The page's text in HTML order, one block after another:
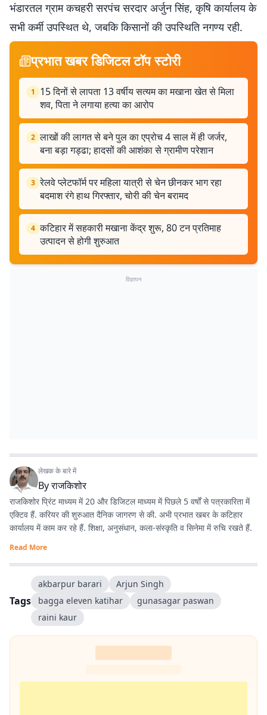
भंडारतल ग्राम कचहरी सरपंच सरदार अर्जुन सिंह, कृषि कार्यालय के
सभी कर्मी उपस्थित थे, जबकि किसानों की उपस्थिति नगण्य रही.
प्रभात खबर डिजिटल टॉप स्टोरी
1
15 दिनों से लापता 13 वर्षीय सत्यम का मखाना खेत से मिला
शव, पिता ने लगाया हत्या का आरोप
2 लाखों की लागत से बने पुल का एप्रोच 4 साल में ही जर्जर,
बना बड़ा गड्ढा; हादसों की आशंका से ग्रामीण परेशान
3 रेलवे प्लेटफॉर्म पर महिला यात्री से चेन छीनकर भाग रहा
बदमाश रंगे हाथ गिरफ्तार, चोरी की चेन बरामद
4 कटिहार में सहकारी मखाना केंद्र शुरू, 80 टन प्रतिमाह
उत्पादन से होगी शुरुआत
विज्ञापन
लेखक के बारे में
Byराजकिशोर
राजकिशोर प्रिंट माध्यम में 20 और डिजिटल माध्यम में पिछले 5 वर्षों से पत्रकारिता में
एक्टिव हैं. करियर की शुरुआत दैनिक जागरण से की. अभी प्रभात खबर के कटिहार
कार्यालय में काम कर रहे हैं. शिक्षा, अनुसंधान, कला-संस्कृति व सिनेमा में रुचि रखते हैं.
Read More
Tags
akbarpur barari
Arjun Singh
bagga eleven katihar
gunasagar paswan
raini kaur